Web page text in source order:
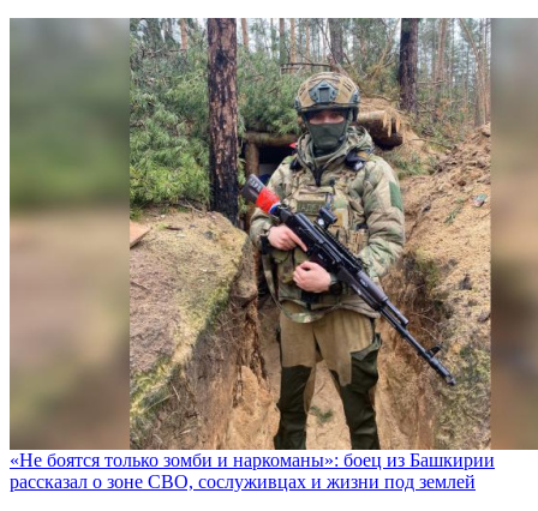
«Не боятся только зомби и наркоманы»: боец из Башкирии
рассказал о зоне СВО, сослуживцах и жизни под землей